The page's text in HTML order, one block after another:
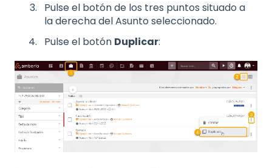
Pulse el botón de los tres puntos situado a
la derecha del Asunto seleccionado.
Pulse el botón Duplicar: